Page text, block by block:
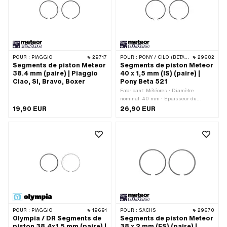
POUR : PIAGGIO 29717
Segments de piston Meteor
38.4 mm (paire) | Piaggio
Ciao, SI, Bravo, Boxer
19,90 EUR
POUR : PONY / CILO (BÊTA 521 & 512) 29682
Segments de piston Meteor
40 x 1,5 mm (IS) (paire) |
Pony Beta 521
Fabricant: Météores · Diamètre
nominal: 40 mm · Epaisseur du
segment de piston: 1.65 mm · Moule à
segments de piston: Anneau
26,90 EUR
POUR : PIAGGIO 19691
Olympia / DR Segments de
POUR : SACHS 29670
Segments de piston Meteor